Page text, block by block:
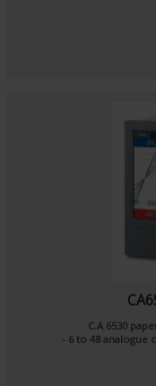
C.A 6530
- 6 to 48 analogue